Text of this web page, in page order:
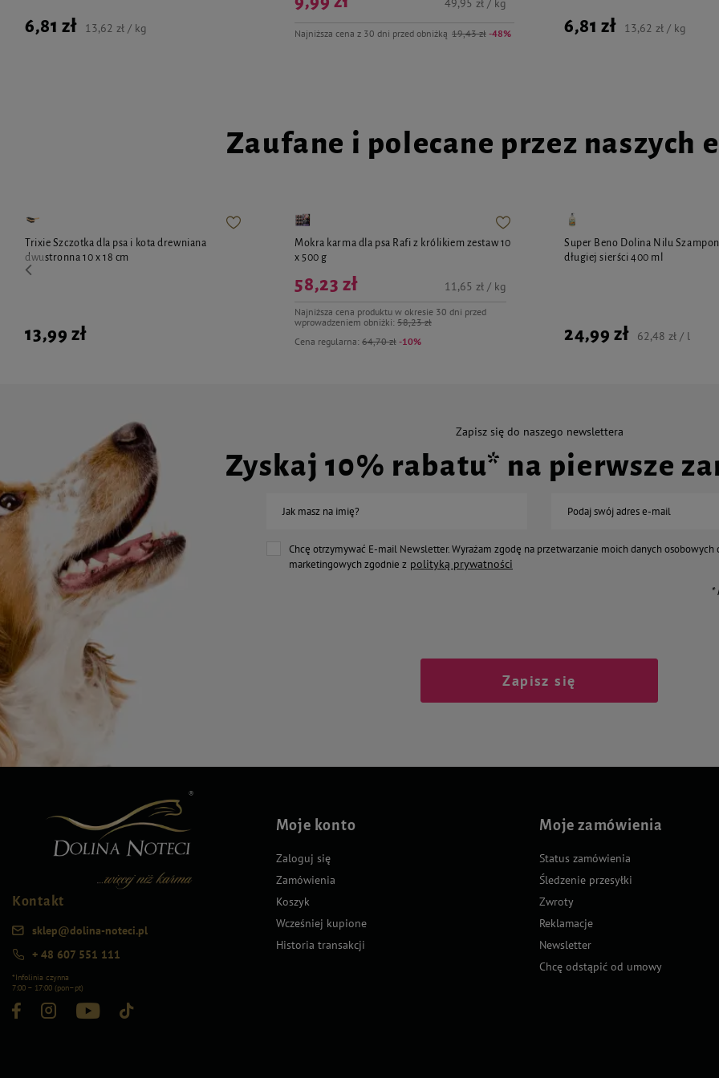
6,81 zł 13,62 zł / kg Najniższa cena z 30 dni przed obniżką 19,43 zł -48%
49,95 zł / kg
6,81 zł 13,62 zł / kg
Zaufane i polecane przez naszych
Trixie Szczotka dla psa i kota drewniana
dwustronna 10 x 18 cm
13,99 zł
Mokra karma dla psa Rafi z królikiem zestaw 10
x 500 g
Cena regularna: 64,70 zł -10%
58,23 zł
Najniższa cena produktu w okresie 30 dni przed
wprowadzeniem obniżki: 58,23 zł
11,65 zł / kg
Super Beno Dolina Nilu
długiej sierści 400 ml
24,99 zł 62,48 zł / l
Zapisz się do naszego newslettera
Zyskaj 10% rabatu* na pierwsze
Jak masz na imię? Podaj swój adres e-mail
Chcę otrzymywać E-mail Newsletter. Wyrażam zgodę na przetwarzanie moich danych osobowych
marketingowych zgodnie z polityką prywatności
*
Zapisz się
Kontakt
sklep@dolina-noteci.pl
+ 48 607 551 111
*Infolinia czynna
7:00 – 17:00 (pon–pt)
Moje konto
Zaloguj się
Zamówienia
Koszyk
Wcześniej kupione
Historia transakcji
Moje zamówienia
Status zamówienia
Śledzenie przesyłki
Zwroty
Reklamacje
Newsletter
Chcę odstąpić od umowy